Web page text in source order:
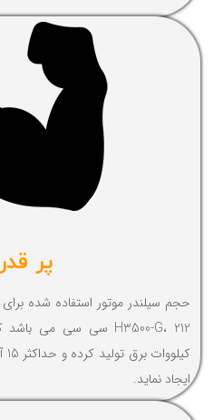
پر
حجم سیلندر موتور استفاده شده
ایجاد نماید.